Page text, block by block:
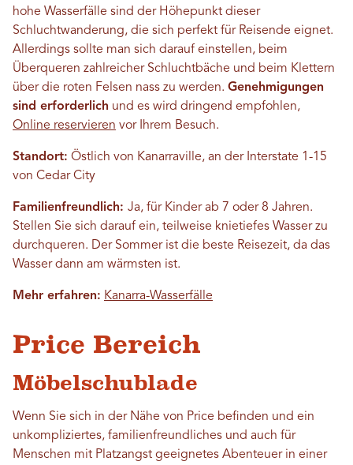
hohe Wasserfälle sind der Höhepunkt dieser
Schluchtwanderung, die sich perfekt für Reisende eignet.
Allerdings sollte man sich darauf einstellen, beim
Überqueren zahlreicher Schluchtbäche und beim Klettern
über die roten Felsen nass zu werden. Genehmigungen
sind erforderlich und es wird dringend empfohlen,
Online reservieren vor Ihrem Besuch.
Standort: Östlich von Kanarraville, an der Interstate 1-15
von Cedar City
Familienfreundlich: Ja, für Kinder ab 7 oder 8 Jahren.
Stellen Sie sich darauf ein, teilweise knietiefes Wasser zu
durchqueren. Der Sommer ist die beste Reisezeit, da das
Wasser dann am wärmsten ist.
Mehr erfahren: Kanarra-Wasserfälle
Price Bereich
Möbelschublade
Wenn Sie sich in der Nähe von Price befinden und ein
unkompliziertes, familienfreundliches und auch für
Menschen mit Platzangst geeignetes Abenteuer in einer